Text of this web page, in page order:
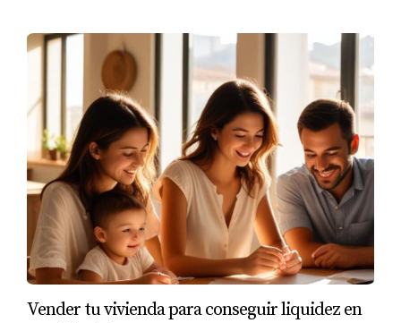
ser cobrado si no hay un incremento real en el valor del
terreno. Esto ha llevado a muchos municipios a revisar sus
coeficientes y a establecer criterios más justos y
transparentes.
La nueva normativa busca evitar injusticias en la fiscalidad
local, especialmente en momentos en que el mercado
inmobiliario puede experimentar caídas en los precios. Por
ello, es recomendable que los propietarios se mantengan
informados sobre los cambios en la legislación y las
posibles reclamaciones si consideran que han pagado en
exceso por este impuesto.
Vender tu vivienda para conseguir liquidez en